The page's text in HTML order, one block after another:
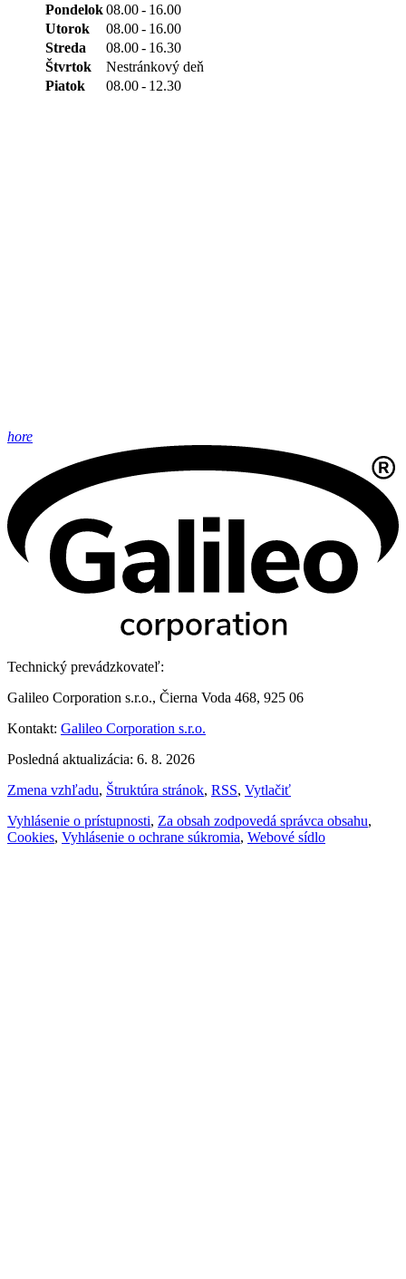
Pondelok08.00- 16.00
Utorok
08.00- 16.00
Streda
08.00- 16.30
Štvrtok
Nestránkový deň
Piatok
08.00- 12.30
hore
Technický prevádzkovateľ:
Galileo Corporation s.r.o., Čierna Voda 468, 925 06
Kontakt: Galileo Corporation s.r.o.
Posledná aktualizácia: 6. 8. 2026
Zmena vzhľadu, Štruktúra stránok, RSS, Vytlačiť
Vyhlásenie o prístupnosti, Za obsah zodpovedá správca obsahu,
Cookies, Vyhlásenie o ochrane súkromia, Webové sídlo